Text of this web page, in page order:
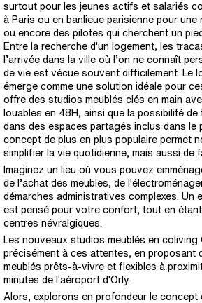
surtout pour les jeunes actifs et salariés
à Paris ou en banlieue parisienne pour
ou encore des pilotes qui cherchent un
Entre la recherche d'un logement, les
l’arrivée dans la ville où l’on ne connaît
de vie est vécue souvent difficilement. Le
émerge comme une solution idéale pour
offre des studios meublés clés en main
louables en 48H, ainsi que la possibilité
dans des espaces partagés inclus dans le
concept de plus en plus populaire permet
simplifier la vie quotidienne, mais aussi de
Imaginez un lieu où vous pouvez
de l’achat des meubles, de
démarches administratives complexes. Un
est pensé pour votre confort, tout en
centres névralgiques.
Les nouveaux studios meublés en coliving
précisément à ces attentes, en proposant
meublés prêts-à-vivre et flexibles à
minutes de l'aéroport d'Orly.
Alors, explorons en profondeur le concept